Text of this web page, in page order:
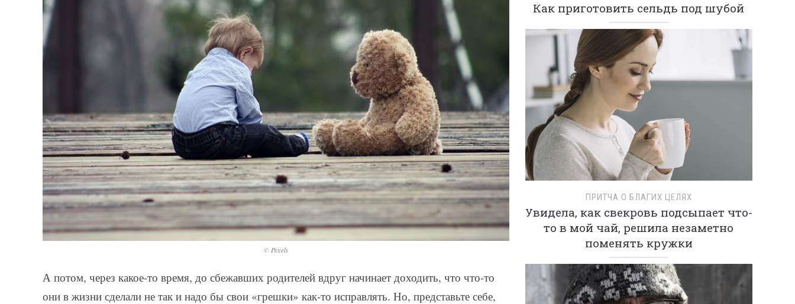
© Pexels
А потом, через какое-то время, до сбежавших родителей вдруг начинает доходить, что что-то
они в жизни сделали не так и надо бы свои «грешки» как-то исправлять. Но, представьте себе,
Как приготовить сельдь под шубой
ПРИТЧА О БЛАГИХ ЦЕЛЯХ
Увидела, как свекровь подсыпает что-
то в мой чай, решила незаметно
поменять кружки